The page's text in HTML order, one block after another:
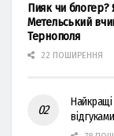
Пияк чи блогер?
Метельський
Тернополя
22 ПОШИРЕННЯ
Найкращі